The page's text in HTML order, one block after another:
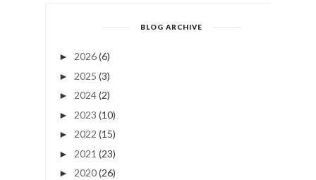
BLOG ARCHIVE
► 2026(6)
► 2025 (3)
► 2024(2)
► 2023 (10)
► 2022 (15)
► 2021 (23)
► 2020(26)